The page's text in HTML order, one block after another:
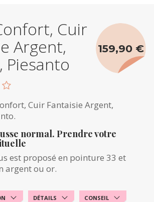
Cuir
Argent,
Piesanto
Cuir Fantaisie Argent,
normal. Prendre votre
est proposé en pointure 33 et
argent ou or.
159,90 €
DÉTAILS CONSEIL